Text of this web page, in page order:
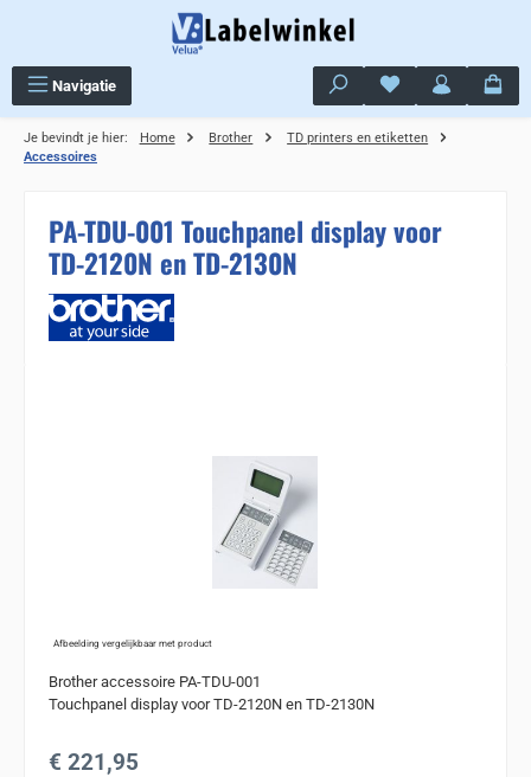
Navigatie Je hebt 0 items op
Je bevindt je hier: Home Brother
TD printers en etiketten
Accessoires
PA-TDU-001 Touchpanel display voor
TD-2120N en TD-2130N
Afbeelding vergelijkbaar met product
Brother accessoire PA-TDU-001
Touchpanel display voor TD-2120N en TD-2130N
Normale prijs:
€ 221,95